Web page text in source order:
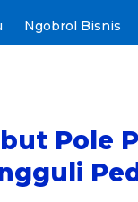
Ngobrol Bisnis
Pole